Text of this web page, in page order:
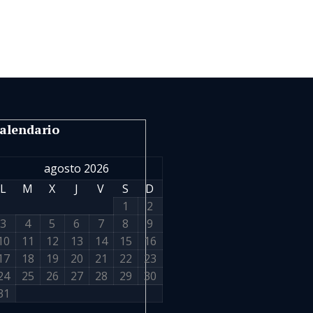
agosto 2026
L
M X J V S
D
1
2
3
4 5 6 7 8
9
11 12 13 14 15
16
18 19 20 21 22
23
25 26 27 28 29
30